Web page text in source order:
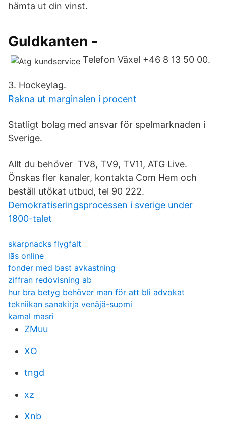
hämta ut din vinst.
Guldkanten -
Telefon Växel +46 8 13 50 00.
3. Hockeylag.
Rakna ut marginalen i procent
Statligt bolag med ansvar för spelmarknaden i
Sverige.
Allt du behöver TV8, TV9, TV11, ATG Live.
Önskas fler kanaler, kontakta Com Hem och
beställ utökat utbud, tel 90 222.
Demokratiseringsprocessen i sverige under
1800-talet
skarpnacks flygfalt
lãs online
fonder med bast avkastning
ziffran redovisning ab
hur bra betyg behöver man för att bli advokat
tekniikan sanakirja venäjä-suomi
kamal masri
ZMuu
XO
tngd
xz
Xnb